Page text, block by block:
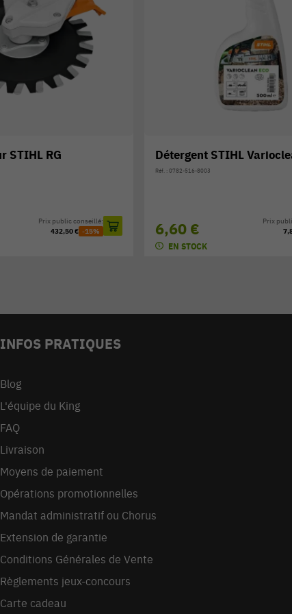
Détergent STIHL Varioclean Eco
6,60 €
7,80 € -15%
Outil
INFOS PRATIQUES
Blog
L'équipe du King
FAQ
Livraison
Moyens de paiement
Opérations promotionnelles
Mandat administratif ou Chorus
Extension de garantie
Conditions Générales de Vente
Règlements jeux-concours
Carte cadeau